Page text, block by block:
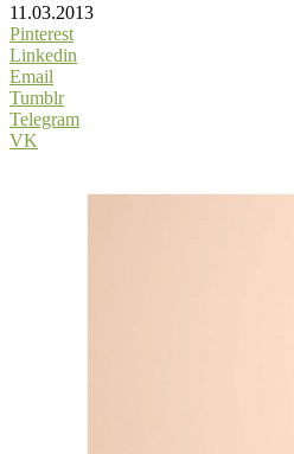
11.03.2013
Pinterest
Linkedin
Email
Tumblr
Telegram
VK